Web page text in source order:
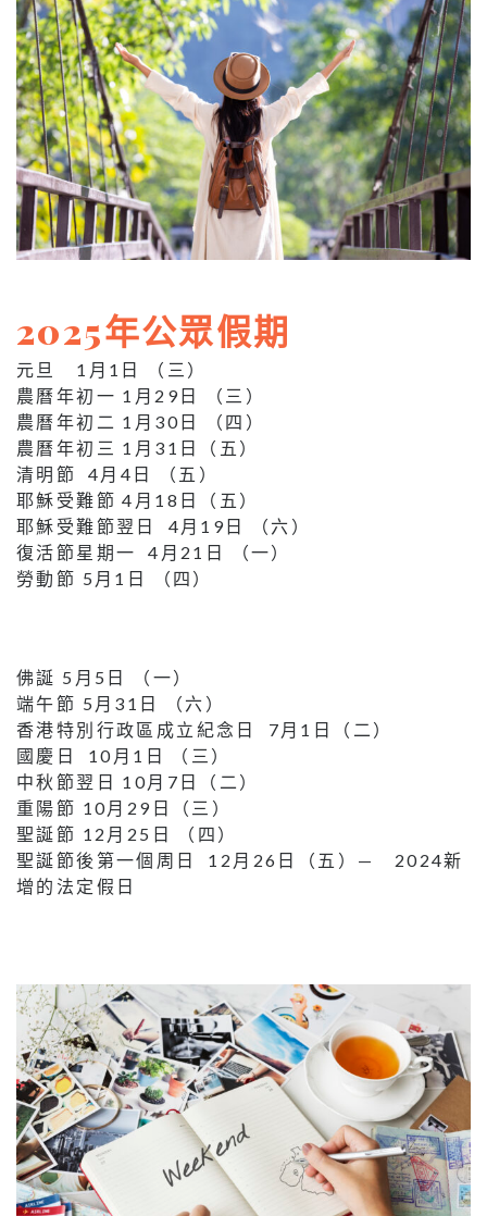
2025年公眾假期
元旦 1月1日 （三）
農曆年初一 1月29日 （三）
農曆年初二 1月30日 （四）
農曆年初三 1月31日（五）
清明節 4月4日 （五）
耶穌受難節 4月18日（五）
耶穌受難節翌日 4月19日 （六）
復活節星期一 4月21日 （一）
勞動節 5月1日 （四）
佛誕 5月5日 （一）
端午節 5月31日 （六）
香港特別行政區成立紀念日 7月1日（二）
國慶日 10月1日 （三）
中秋節翌日 10月7日（二）
重陽節 10月29日（三）
聖誕節 12月25日 （四）
聖誕節後第一個周日 12月26日（五）— 2024新
增的法定假日